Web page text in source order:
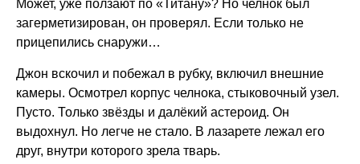
Может, уже ползают по «Титану»? Но челнок был
загерметизирован, он проверял. Если только не
прицепились снаружи…
Джон вскочил и побежал в рубку, включил внешние
камеры. Осмотрел корпус челнока, стыковочный узел.
Пусто. Только звёзды и далёкий астероид. Он
выдохнул. Но легче не стало. В лазарете лежал его
друг, внутри которого зрела тварь.